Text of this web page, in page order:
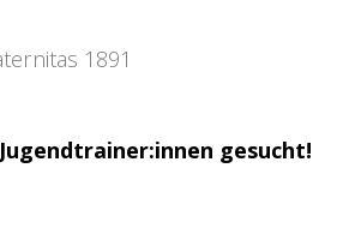
Jugendtrainer:innen gesucht!